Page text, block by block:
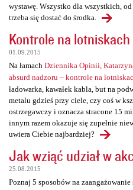
wystawę. Wszystko dla wszystkich,
trzeba się dostać do środka.
Kontrole na
01.09.2015
Na łamach Dziennika Opinii,
absurd nadzoru – kontrole na
ładowarka, kawałek kabla, but na
metalu gdzieś przy ciele, czy coś w
ostrzegawczy i oznacza stracone 15
innym razem okazuje się zupełnie
uwiera Ciebie najbardziej?
Jak wziąć udział w
25.08.2015
Poznaj 5 sposobów na